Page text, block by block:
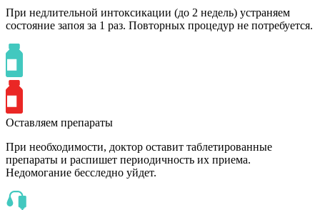
При недлительной интоксикации (до 2 недель) устраняем
состояние запоя за 1 раз. Повторных процедур не потребуется.
Оставляем препараты
При необходимости, доктор оставит таблетированные
препараты и распишет периодичность их приема.
Недомогание бесследно уйдет.